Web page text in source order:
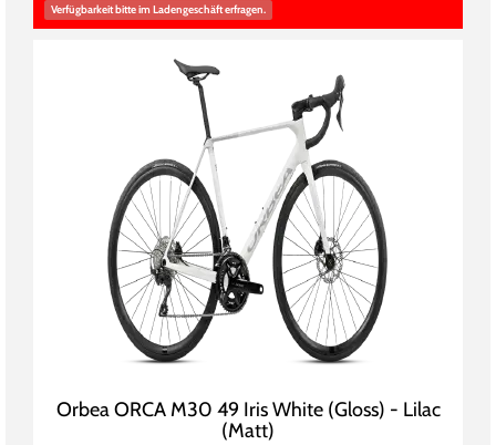
Verfügbarkeit bitte im Ladengeschäft erfragen.
Orbea ORCA M30 49 Iris White (Gloss) - Lilac
(Matt)